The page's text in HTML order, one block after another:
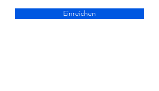
Einreichen